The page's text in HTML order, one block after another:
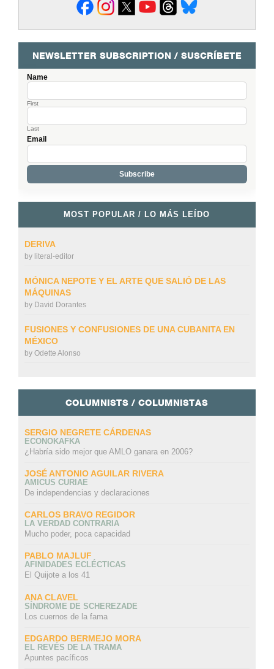
NEWSLETTER SUBSCRIPTION / SUSCRÍBETE
Name
First
Last
Email
MOST POPULAR / LO MÁS LEÍDO
DERIVA
by literal-editor
MÓNICA NEPOTE Y EL ARTE QUE SALIÓ DE LAS
MÁQUINAS
by David Dorantes
FUSIONES Y CONFUSIONES DE UNA CUBANITA EN
MÉXICO
by Odette Alonso
COLUMNISTS / COLUMNISTAS
SERGIO NEGRETE CÁRDENAS
ECONOKAFKA
¿Habría sido mejor que AMLO ganara en 2006?
JOSÉ ANTONIO AGUILAR RIVERA
AMICUS CURIAE
De independencias y declaraciones
CARLOS BRAVO REGIDOR
LA VERDAD CONTRARIA
Mucho poder, poca capacidad
PABLO MAJLUF
AFINIDADES ECLÉCTICAS
El Quijote a los 41
ANA CLAVEL
SÍNDROME DE SCHEREZADE
Los cuernos de la fama
EDGARDO BERMEJO MORA
EL REVÉS DE LA TRAMA
Apuntes pacíficos